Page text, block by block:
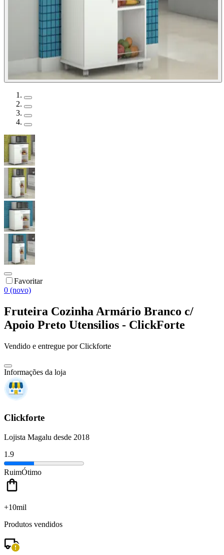
Favoritar
0 (novo)
Fruteira Cozinha Armário Branco c/
Apoio Preto Utensilios - ClickForte
Vendido e entregue por Clickforte
Informações da loja
Clickforte
Lojista Magalu desde 2018
1.9
RuimÓtimo
+10mil
Produtos vendidos